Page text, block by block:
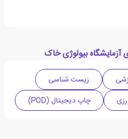
بیولوژی خاک
زیست شناسی
چاپ دیجیتال (POD)